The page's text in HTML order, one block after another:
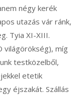
négy kerék
utazás vár ránk,
Tyia XI-XIII.
világörökség), míg
testközelből,
etetik
éjszakát. Szállás